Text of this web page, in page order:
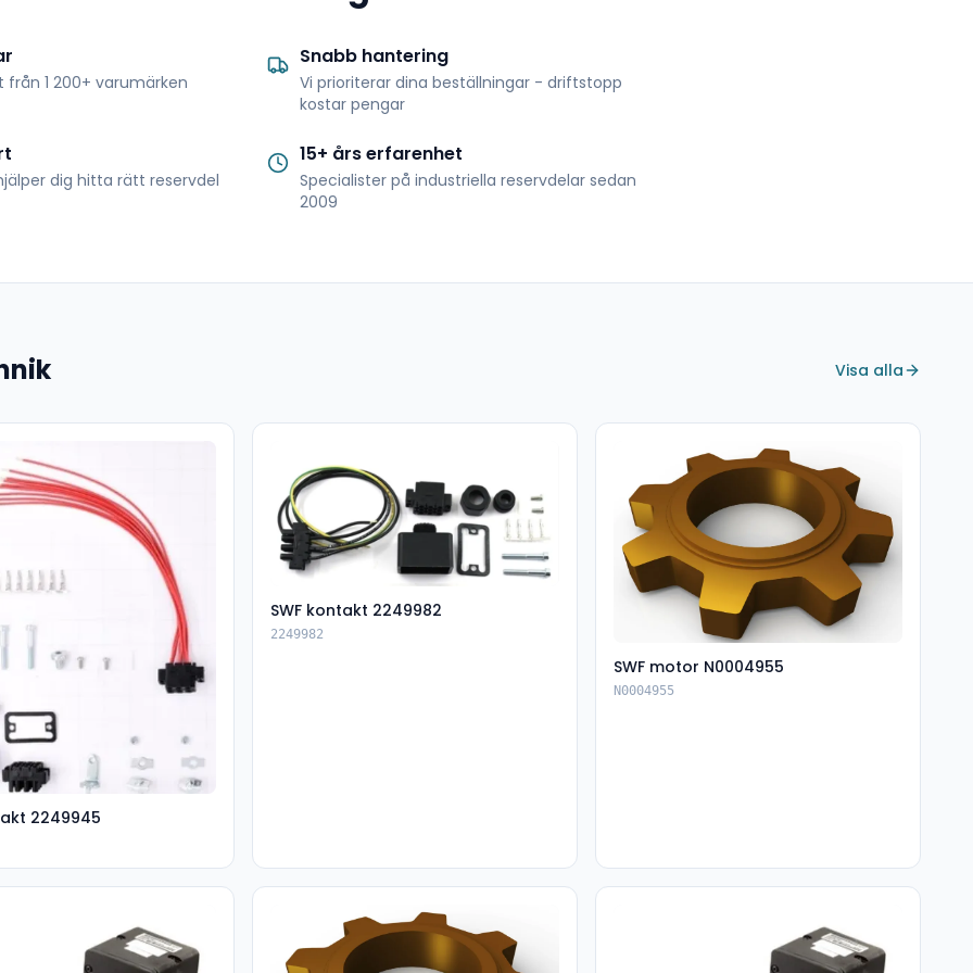
1 200+ varumärken
Snabb hantering
Vi prioriterar dina beställningar - driftstopp
kostar pengar
dig hitta rätt reservdel
15+ års erfarenhet
Specialister på industriella reservdelar sedan
2009
Visa alla
2249945
SWF kontakt 2249982
2249982
SWF motor N0004955
N0004955